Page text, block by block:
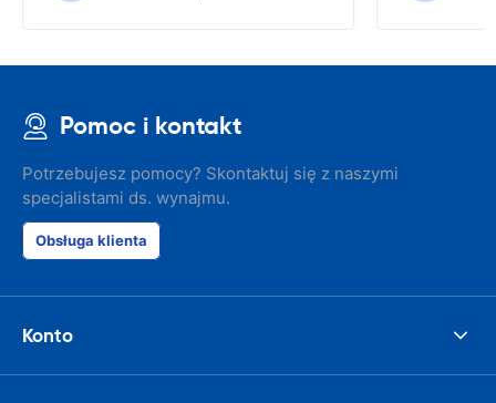
Pomoc i kontakt
Potrzebujesz pomocy? Skontaktuj się z naszymi
specjalistami ds. wynajmu.
Obsługa klienta
Konto